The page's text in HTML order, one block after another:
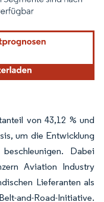
Namensnennung
von 43,12 % und
um die Entwicklung
Dabei
Aviation Industry
Lieferanten als
and-Road-Initiative.